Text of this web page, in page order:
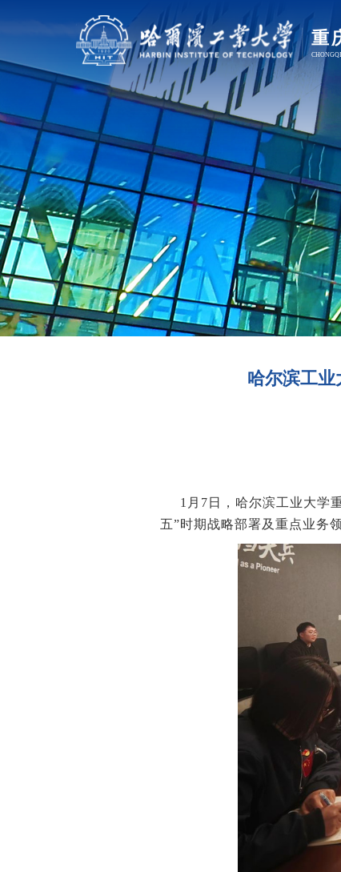
哈尔滨工
1月7日，哈尔滨工业大学
五”时期战略部署及重点业务